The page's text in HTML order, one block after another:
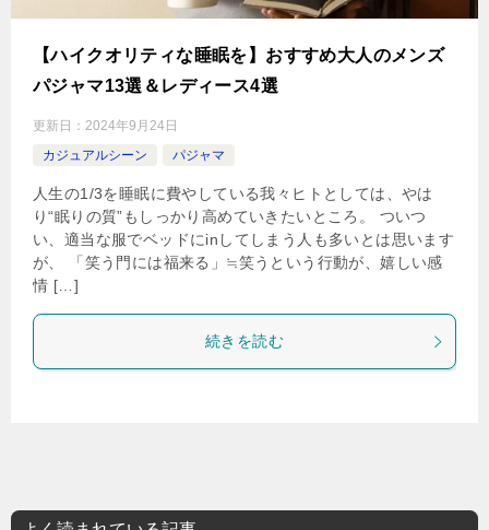
【ハイクオリティな睡眠を】おすすめ大人のメンズ
パジャマ13選＆レディース4選
更新日： 2024年9月24日
カジュアルシーン
パジャマ
人生の1/3を睡眠に費やしている我々ヒトとしては、やは
り“眠りの質”もしっかり高めていきたいところ。 ついつ
い、適当な服でベッドにinしてしまう人も多いとは思います
が、 「笑う門には福来る」≒笑うという行動が、嬉しい感
情 […]
続きを読む